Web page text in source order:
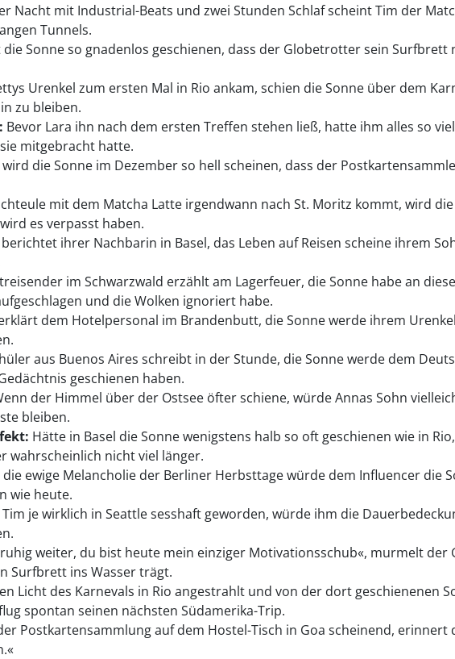
Nacht mit Industrial-Beats und zwei Stunden Schlaf scheint Tim der
Tunnels.
die Sonne so gnadenlos geschienen, dass der Globetrotter sein Surfbrett
Urenkel zum ersten Mal in Rio ankam, schien die Sonne über dem
zu bleiben.
Bevor Lara ihn nach dem ersten Treffen stehen ließ, hatte ihm alles so
mitgebracht hatte.
wird die Sonne im Dezember so hell scheinen, dass der
mit dem Matcha Latte irgendwann nach St. Moritz kommt, wird
es verpasst haben.
ihrer Nachbarin in Basel, das Leben auf Reisen scheine ihrem
im Schwarzwald erzählt am Lagerfeuer, die Sonne habe an
und die Wolken ignoriert habe.
dem Hotelpersonal im Brandenbutt, die Sonne werde ihrem
aus Buenos Aires schreibt in der Stunde, die Sonne werde dem
geschienen haben.
der Himmel über der Ostsee öfter schiene, würde Annas Sohn
bleiben.
Hätte in Basel die Sonne wenigstens halb so oft geschienen wie in
wahrscheinlich nicht viel länger.
die ewige Melancholie der Berliner Herbsttage würde dem Influencer die
wie heute.
je wirklich in Seattle sesshaft geworden, würde ihm die
weiter, du bist heute mein einziger Motivationsschub«, murmelt
Surfbrett ins Wasser trägt.
Licht des Karnevals in Rio angestrahlt und von der dort geschienenen
spontan seinen nächsten Südamerika-Trip.
Postkartensammlung auf dem Hostel-Tisch in Goa scheinend, erinnert